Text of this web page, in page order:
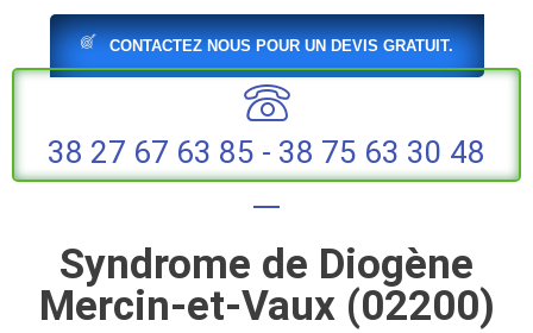
Destruction d'archives papiers et
cartons
CONTACTEZ NOUS POUR UN DEVIS GRATUIT.
38 27 67 63 85 - 38 75 63 30 48
Syndrome de Diogène
Mercin-et-Vaux (02200)